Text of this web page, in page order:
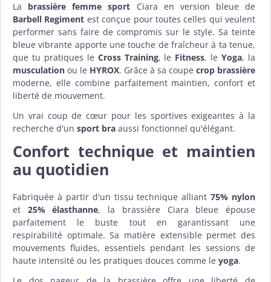
La brassière femme sport Ciara en version bleue de
Barbell Regiment est conçue pour toutes celles qui veulent
performer sans faire de compromis sur le style. Sa teinte
bleue vibrante apporte une touche de fraîcheur à ta tenue,
que tu pratiques le Cross Training, le Fitness, leYoga, la
musculation ou le HYROX. Grâce à sa coupe crop brassière
moderne, elle combine parfaitement maintien, confort et
liberté de mouvement.
Un vrai coup de cœur pour les sportives exigeantes à la
recherche d'un sport bra aussi fonctionnel qu'élégant.
Confort technique et maintien
au quotidien
Fabriquée à partir d'un tissu technique alliant75% nylon
et 25% élasthanne, la brassière Ciara bleue épouse
parfaitement le buste tout en garantissant une
respirabilité optimale. Sa matière extensible permet des
mouvements fluides, essentiels pendant les sessions de
haute intensité ou les pratiques douces comme le yoga.